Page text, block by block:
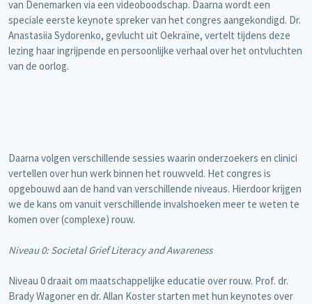
van Denemarken via een videoboodschap. Daarna wordt een
speciale eerste keynote spreker van het congres aangekondigd. Dr.
Anastasiia Sydorenko, gevlucht uit Oekraïne, vertelt tijdens deze
lezing haar ingrijpende en persoonlijke verhaal over het ontvluchten
van de oorlog.
Daarna volgen verschillende sessies waarin onderzoekers en clinici
vertellen over hun werk binnen het rouwveld. Het congres is
opgebouwd aan de hand van verschillende niveaus. Hierdoor krijgen
we de kans om vanuit verschillende invalshoeken meer te weten te
komen over (complexe) rouw.
Niveau 0: Societal Grief Literacy and Awareness
Niveau 0 draait om maatschappelijke educatie over rouw. Prof. dr.
Brady Wagoner en dr. Allan Koster starten met hun keynotes over